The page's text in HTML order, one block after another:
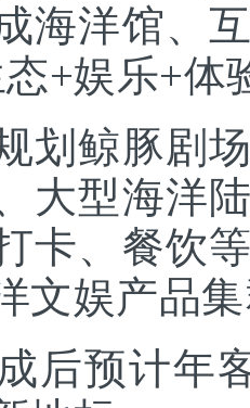
海洋馆、
+娱乐+体
鲸豚剧场
大型海洋
卡、餐饮
文娱产品
预计年客